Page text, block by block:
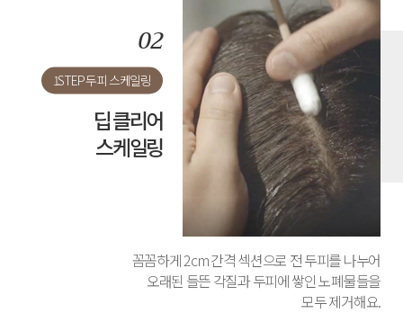
1STEP 두피 스케일링
딥 클리어
스케일링
꼼꼼하게 2cm 간격 섹션으로 전 두피를 나누어
오래된 들뜬 각질과 두피에 쌓인 노폐물들을
모두 제거해요.